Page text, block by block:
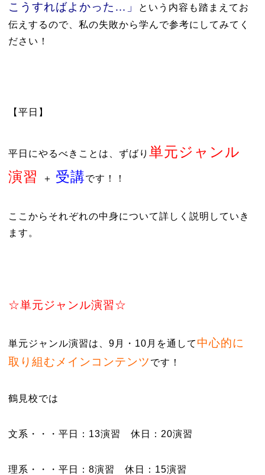
こうすればよかった…」
という内容も踏まえてお
伝えするので、私の失敗から学んで参考にしてみてく
ださい！
【平日】
平日にやるべきことは、ずばり 単元ジャンル
演習
＋ 受講です！！
ここからそれぞれの中身について詳しく説明していき
ます。
☆単元ジャンル演習☆
単元ジャンル演習は、9月・10月を通して 中心的に
取り組むメインコンテンツ です！
鶴見校では
文系・・・平日：13演習 休日：20演習
理系・・・平日：8演習 休日：15演習